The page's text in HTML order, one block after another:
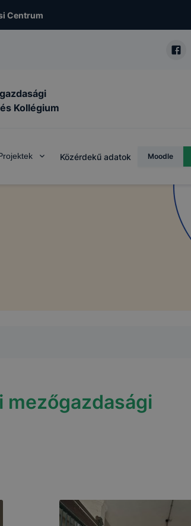
Centrum
Kollégium
Közérdekű adatok Moodle
mezőgazdasági